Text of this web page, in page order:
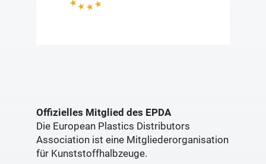
Offizielles Mitglied des EPDA
Die European Plastics Distributors
Association ist eine Mitgliederorganisation
für Kunststoffhalbzeuge.